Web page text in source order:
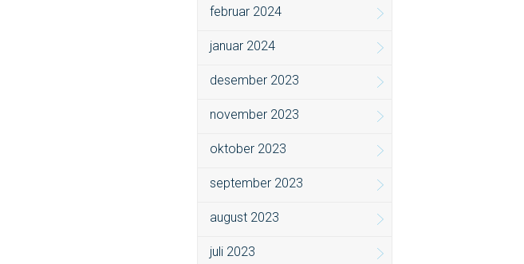
februar 2024
januar 2024
desember 2023
november 2023
oktober 2023
september 2023
august 2023
juli 2023